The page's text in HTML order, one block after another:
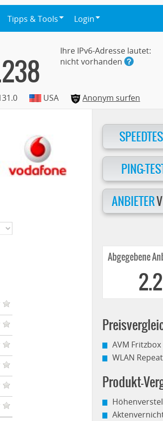
Tipps & Tools Login
Ihre IPv6-Adresse lautet:
nicht vorhanden
USA Anonym surfen
PING-
ANBIETER
Abgegebene
AVM
WLAN
Produkt-